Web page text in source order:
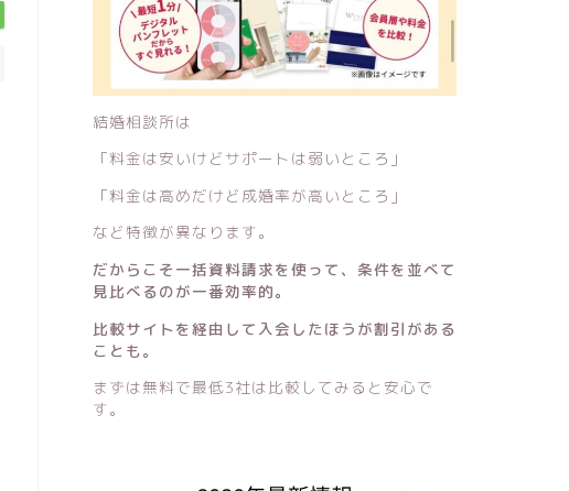
結婚相談所は
「料金は安いけどサポートは弱いところ」
「料金は高めだけど成婚率が高いところ」
など特徴が異なります。
だからこそ一括資料請求を使って、条件を並べて
見比べるのが一番効率的。
比較サイトを経由して入会したほうが割引がある
ことも。
まずは無料で最低3社は比較してみると安心で
す。